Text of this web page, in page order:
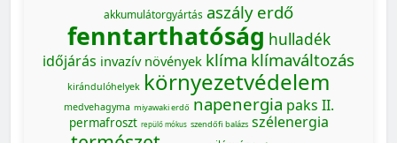
akkumulátorgyártás aszály erdő
fenntarthatóság hulladék
időjárás invazív növények klíma klímaváltozás
kirándulóhelyek környezetvédelem
medvehagyma miyawaki erdő napenergia paks II.
permafroszt repülő mókus szendőfi balázs szélenergia